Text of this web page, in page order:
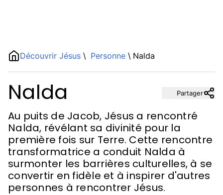
Découvrir Jésus \ Personne \ Nalda
Nalda
Au puits de Jacob, Jésus a rencontré
Nalda, révélant sa divinité pour la
première fois sur Terre. Cette rencontre
transformatrice a conduit Nalda à
surmonter les barrières culturelles, à se
convertir en fidèle et à inspirer d'autres
personnes à rencontrer Jésus.
Partager
Name
Description